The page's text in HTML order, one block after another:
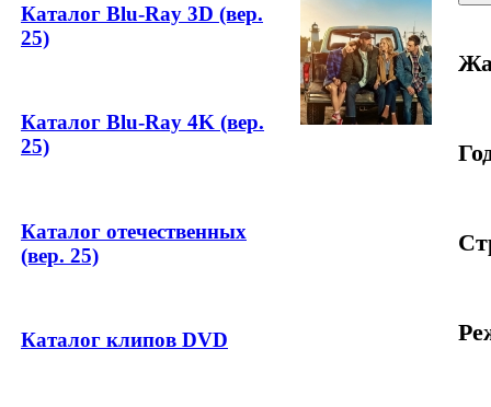
Каталог Blu-Ray 3D (вер.
25)
Каталог Blu-Ray 4K (вер.
25)
Каталог отечественных
(вер. 25)
Каталог клипов DVD